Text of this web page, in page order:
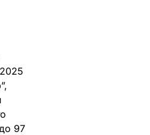
97